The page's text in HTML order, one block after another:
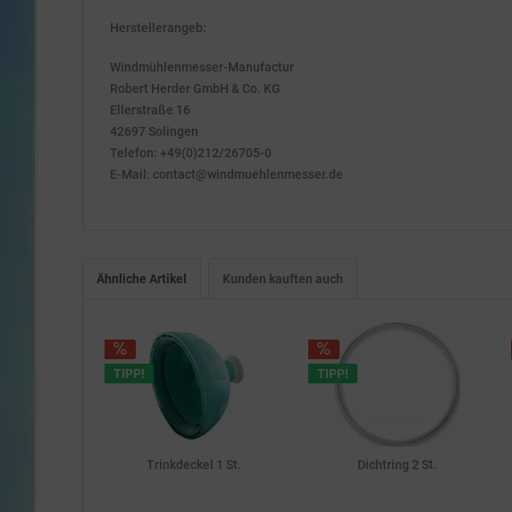
Herstellerangeb:
Windmühlenmesser-Manufactur
Robert Herder GmbH & Co. KG
Ellerstraße 16
42697 Solingen
Telefon: +49(0)212/26705-0
E-Mail: contact@windmuehlenmesser.de
Ähnliche Artikel Kunden kauften auch
TIPP!
Trinkdeckel 1 St.
TIPP!
Dichtring 2 St.